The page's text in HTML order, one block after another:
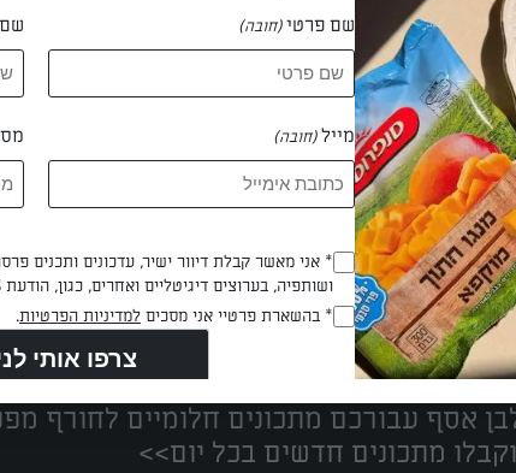
אוריה קליסה
הכי טעימים במקום אחד!
אסף עבורכם מתכונים חלומיים לחורף
מתכונים חדשים בכל יום>>
שם פרטי(חובה)
מייל(חובה)
Opt_In
(חובה)
* אני מאשר קבלת דיוור ישיר, עדכונים ותכנים
ושותפיה, בערוצים דיגיטליים ואחרים, כגון, הודעת SMS וואטסאפ, מייל
RegulationsApproved
* בהשארת פרטיי אני מסכים למדיניות הפרטיות.